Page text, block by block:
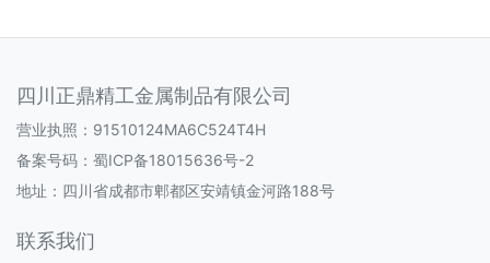
四川正鼎精工金属制品有限公司
营业执照：91510124MA6C524T4H
备案号码： 蜀ICP备18015636号-2
地址：四川省成都市郫都区安靖镇金河路188号
联系我们